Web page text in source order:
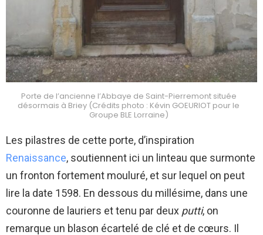
Porte de l’ancienne l’Abbaye de Saint-Pierremont située
désormais à Briey (Crédits photo : Kévin GOEURIOT pour le
Groupe BLE Lorraine)
Les pilastres de cette porte, d’inspiration
Renaissance, soutiennent ici un linteau que surmonte
un fronton fortement mouluré, et sur lequel on peut
lire la date 1598. En dessous du millésime, dans une
couronne de lauriers et tenu par deux putti, on
remarque un blason écartelé de clé et de cœurs. Il